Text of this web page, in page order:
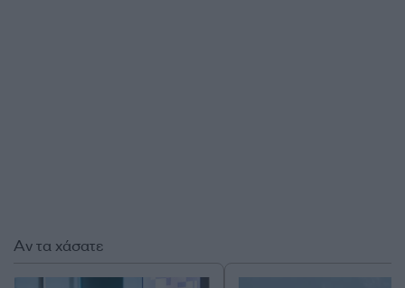
Αν τα χάσατε